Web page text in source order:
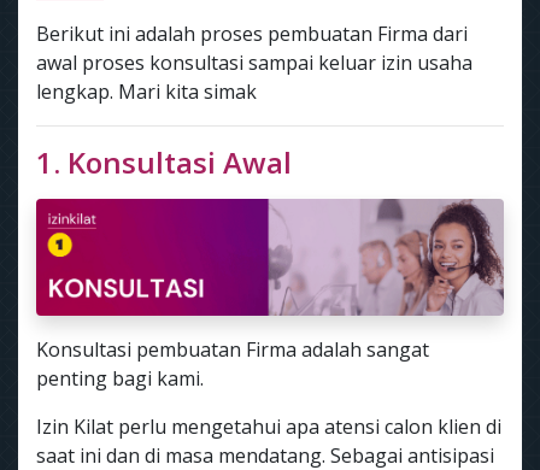
Berikut ini adalah proses pembuatan Firma dari
awal proses konsultasi sampai keluar izin usaha
lengkap. Mari kita simak
1. Konsultasi Awal
Konsultasi pembuatan Firma adalah sangat
penting bagi kami.
Izin Kilat perlu mengetahui apa atensi calon klien di
saat ini dan di masa mendatang. Sebagai antisipasi